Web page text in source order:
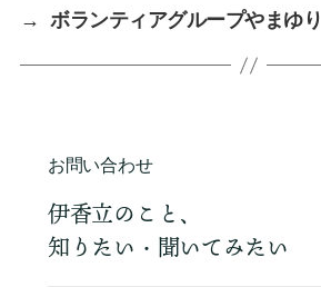
→
ボランティアグループやまゆり
お問い合わせ
伊香立のこと、
知りたい・聞いてみたい